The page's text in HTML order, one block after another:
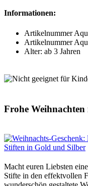
Informationen:
Artikelnummer
Artikelnummer
Alter: ab 3 Jahren
Frohe
Macht euren Liebsten
Stifte in den effektvollen